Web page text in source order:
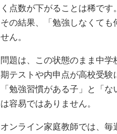
く点数が下がることは稀です。
その結果、「勉強しなくて
せん。
問題は、この状態のまま中
期テストや内申点が高校受験
「勉強習慣がある子」と「
は容易ではありません。
オンライン家庭教師では、毎